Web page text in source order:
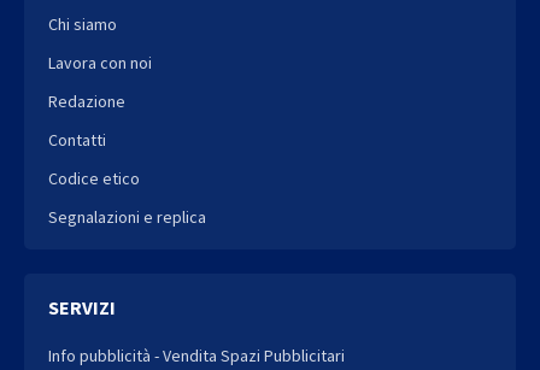
Chi siamo
Lavora con noi
Redazione
Contatti
Codice etico
Segnalazioni e replica
SERVIZI
Info pubblicità - Vendita Spazi Pubblicitari